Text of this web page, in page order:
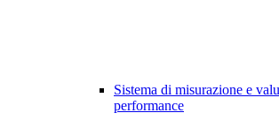
Sistema di misurazione e
performance